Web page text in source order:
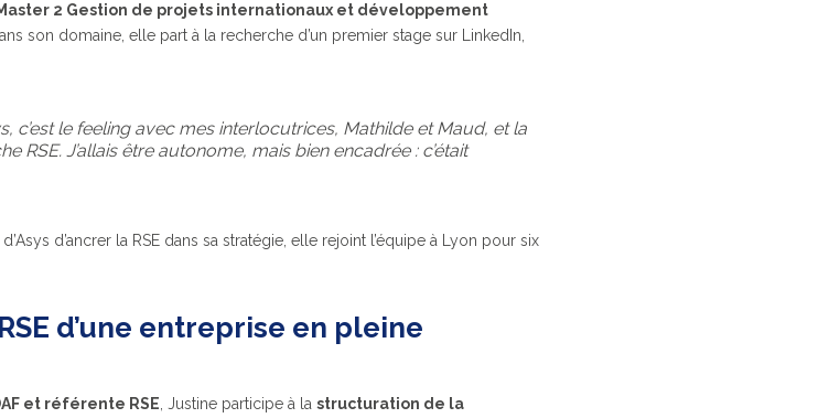
2 Gestion de projets internationaux et développement
son domaine, elle part à la recherche d’un premier stage sur LinkedIn,
c’est le feeling avec mes interlocutrices, Mathilde et Maud, et la
RSE. J’allais être autonome, mais bien encadrée : c’était
d’ancrer la RSE dans sa stratégie, elle rejoint l’équipe à Lyon pour six
d’une entreprise en pleine
et référente RSE , Justine participe à la structuration de la